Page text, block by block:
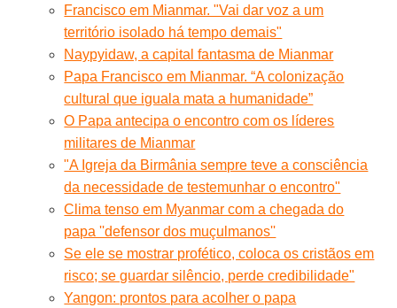
Francisco em Mianmar. "Vai dar voz a um
território isolado há tempo demais"
Naypyidaw, a capital fantasma de Mianmar
Papa Francisco em Mianmar. “A colonização
cultural que iguala mata a humanidade”
O Papa antecipa o encontro com os líderes
militares de Mianmar
"A Igreja da Birmânia sempre teve a consciência
da necessidade de testemunhar o encontro"
Clima tenso em Myanmar com a chegada do
papa ''defensor dos muçulmanos''
Se ele se mostrar profético, coloca os cristãos em
risco; se guardar silêncio, perde credibilidade"
Yangon: prontos para acolher o papa